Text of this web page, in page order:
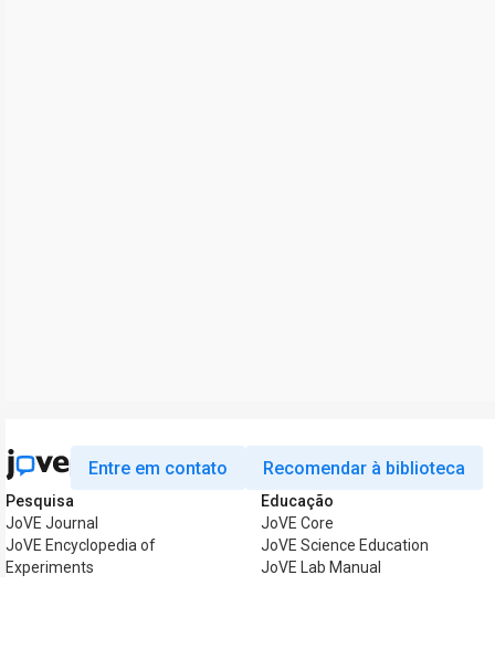
Entre em contato Recomendar à biblioteca
Pesquisa
JoVE Journal
JoVE Encyclopedia of
Experiments
Educação
JoVE Core
JoVE Science Education
JoVE Lab Manual